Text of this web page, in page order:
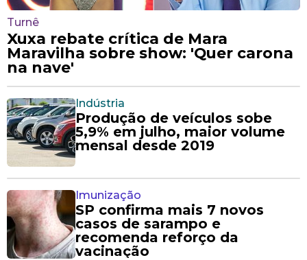
Turnê
Xuxa rebate crítica de Mara
Maravilha sobre show: 'Quer carona
na nave'
Indústria
Produção de veículos sobe
5,9% em julho, maior volume
mensal desde 2019
Imunização
SP confirma mais 7 novos
casos de sarampo e
recomenda reforço da
vacinação